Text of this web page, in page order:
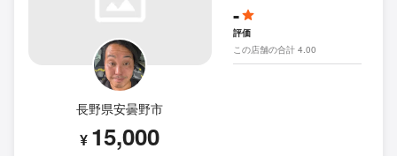
長野県安曇野市
¥ 15,000
-
評価
この店舗の合計 4.00